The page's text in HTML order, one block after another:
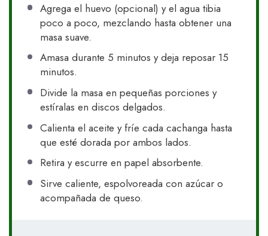
Agrega el huevo (opcional) y el agua tibia
poco a poco, mezclando hasta obtener una
masa suave.
Amasa durante 5 minutos y deja reposar 15
minutos.
Divide la masa en pequeñas porciones y
estíralas en discos delgados.
Calienta el aceite y fríe cada cachanga hasta
que esté dorada por ambos lados.
Retira y escurre en papel absorbente.
Sirve caliente, espolvoreada con azúcar o
acompañada de queso.